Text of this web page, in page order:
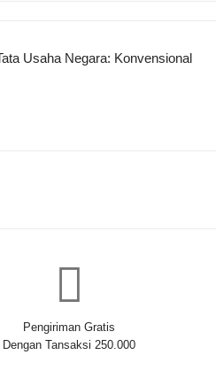
Usaha Negara: Konvensional
Pengiriman Gratis
Dengan Tansaksi 250.000